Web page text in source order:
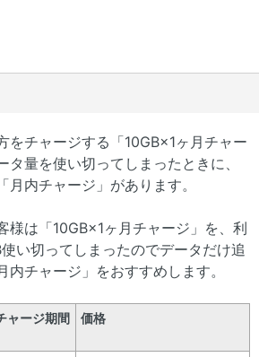
をチャージする「10GB×1ヶ月チャー
タ量を使い切ってしまったときに、
内チャージ」があります。
様は「10GB×1ヶ月チャージ」を、利
い切ってしまったのでデータだけ追
内チャージ」をおすすめします。
ャージ期間 価格